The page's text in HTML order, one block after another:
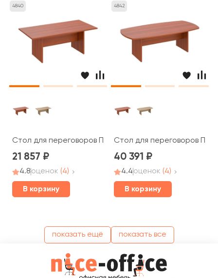
4840
Стол для переговоров ПТ 783 Patriot
21 857
4.8оценок (4)
В корзину
4842
Стол для переговоров ПТ
40 391
4.4оценок (4)
В корзину
показать ещё показать все